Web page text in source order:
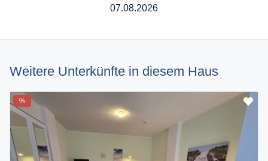
07.08.2026
Weitere Unterkünfte in diesem Haus
%